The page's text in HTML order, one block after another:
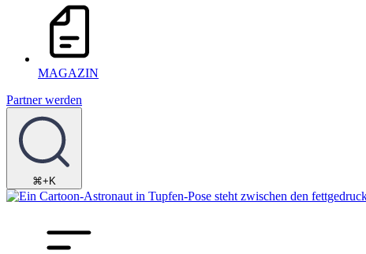
MAGAZIN
Partner werden
⌘+K